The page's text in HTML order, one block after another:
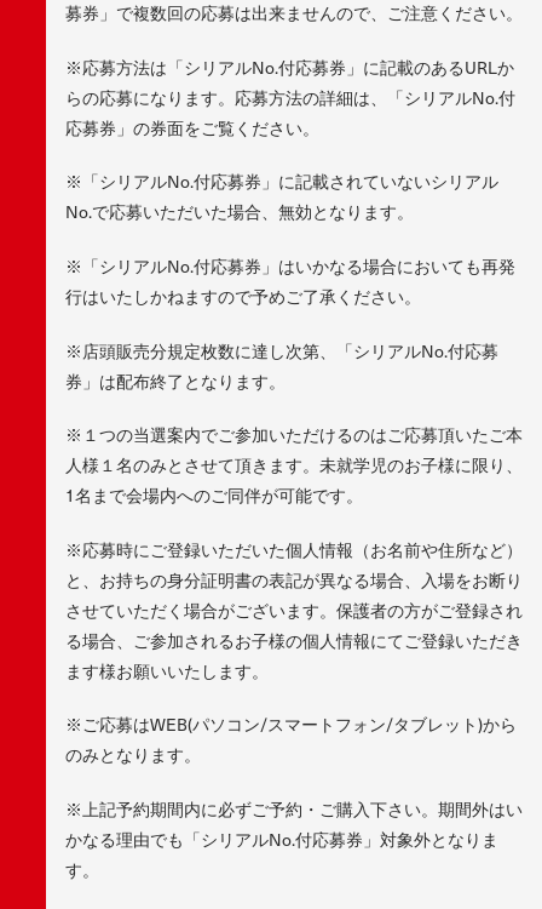
募券」で複数回の応募は出来ませんので、ご注意ください。
※応募方法は「シリアルNo.付応募券」に記載のあるURLか
らの応募になります。応募方法の詳細は、「シリアルNo.付
応募券」の券面をご覧ください。
※「シリアルNo.付応募券」に記載されていないシリアル
No.で応募いただいた場合、無効となります。
※「シリアルNo.付応募券」はいかなる場合においても再発
行はいたしかねますので予めご了承ください。
※店頭販売分規定枚数に達し次第、「シリアルNo.付応募
券」は配布終了となります。
※１つの当選案内でご参加いただけるのはご応募頂いたご本
人様１名のみとさせて頂きます。未就学児のお子様に限り、
1名まで会場内へのご同伴が可能です。
※応募時にご登録いただいた個人情報（お名前や住所など）
と、お持ちの身分証明書の表記が異なる場合、入場をお断り
させていただく場合がございます。保護者の方がご登録され
る場合、ご参加されるお子様の個人情報にてご登録いただき
ます様お願いいたします。
※ご応募はWEB(パソコン/スマートフォン/タブレット)から
のみとなります。
※上記予約期間内に必ずご予約・ご購入下さい。期間外はい
かなる理由でも「シリアルNo.付応募券」対象外となりま
す。